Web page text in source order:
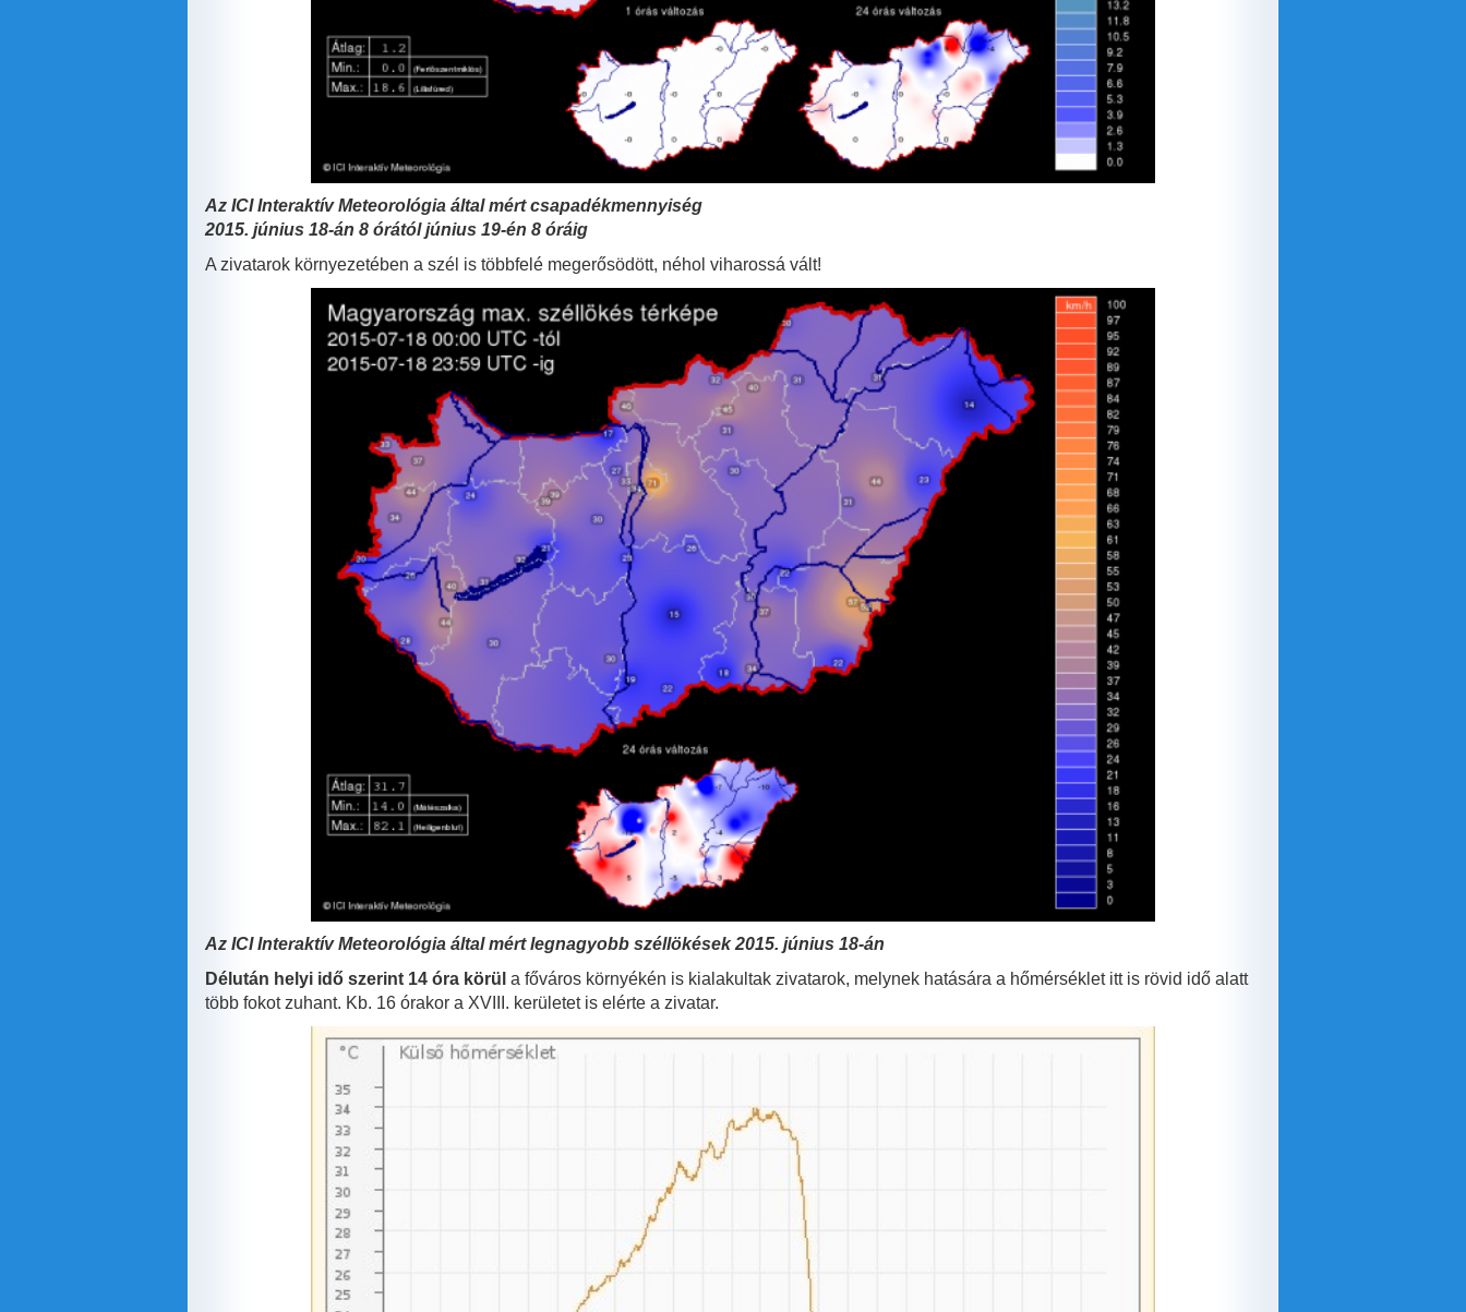
Az ICIInteraktív Meteorológia által mért csapadékmennyiség
2015. június 18-án 8 órától június 19-én 8 óráig
A zivatarok környezetében a szél is többfelé megerősödött, néhol viharossá vált!
Az ICIInteraktív Meteorológia által mért legnagyobb széllökések 2015. június 18-án
Délután helyi idő szerint 14 óra körül a főváros környékén is kialakultak zivatarok, melynek hatására a hőmérséklet itt is rövid idő alatt
több fokot zuhant. Kb. 16 órakor a XVIII. kerületet is elérte a zivatar.